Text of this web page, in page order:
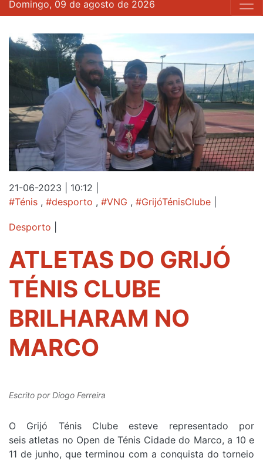
Domingo, 09 de agosto de 2026
21-06-2023 | 10:12
#Ténis , #desporto , #VNG , #GrijóTénisClube
Desporto
ATLETAS DO GRIJÓ
TÉNIS CLUBE
BRILHARAM NO
MARCO
Escrito porDiogo Ferreira
O Grijó Ténis Clube esteve representado por
seis atletas no Open de Ténis Cidade do Marco, a 10 e
11 de junho, que terminou com a conquista do torneio